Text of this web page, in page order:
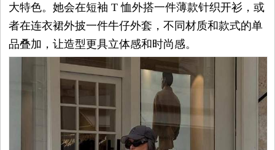
大特色。她会在短袖 T 恤外搭一件薄款针织开衫，或
者在连衣裙外披一件牛仔外套，不同材质和款式的单
品叠加，让造型更具立体感和时尚感。